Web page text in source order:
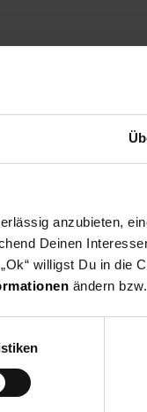
anzubieten,
Deinen
willigst Du in die
ändern